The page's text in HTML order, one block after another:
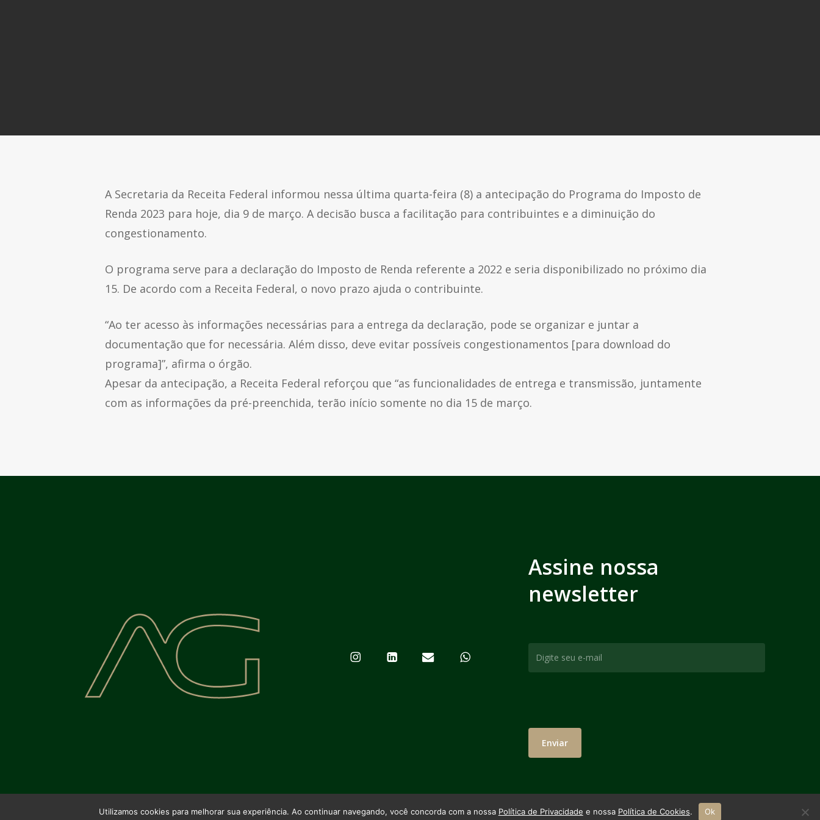
A Secretaria da Receita Federal informou nessa última quarta-feira (8) a antecipação do Programa do Imposto de
Renda 2023 para hoje, dia 9 de março. A decisão busca a facilitação para contribuintes e a diminuição do
congestionamento.
O programa serve para a declaração do Imposto de Renda referente a 2022 e seria disponibilizado no próximo dia
15. De acordo com a Receita Federal, o novo prazo ajuda o contribuinte.
“Ao ter acesso às informações necessárias para a entrega da declaração, pode se organizar e juntar a
documentação que for necessária. Além disso, deve evitar possíveis congestionamentos [para download do
programa]”, afirma o órgão.
Apesar da antecipação, a Receita Federal reforçou que “as funcionalidades de entrega e transmissão, juntamente
com as informações da pré-preenchida, terão início somente no dia 15 de março.
Assine nossa
newsletter
Utilizamos cookies para melhorar sua experiência. Ao continuar navegando, você concorda com a nossa Política de Privacidade e nossa Política de Cookies. Ok